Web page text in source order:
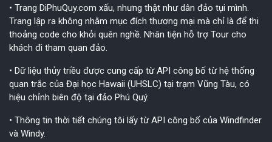
• Trang DiPhuQuy.com xấu, nhưng thật như dân đảo tụi mình.
Trang lập ra không nhằm mục đích thương mại mà chỉ là để thi
thoảng code cho khỏi quên nghề. Nhân tiện hỗ trợ Tour cho
khách đi tham quan đảo.
• Dữ liệu thủy triều được cung cấp từ API công bố từ hệ thống
quan trắc của Đại học Hawaii (UHSLC) tại trạm Vũng Tàu, có
hiệu chỉnh biên độ tại đảo Phú Quý.
• Thông tin thời tiết chúng tôi lấy từ API công bố của Windfinder
và Windy.